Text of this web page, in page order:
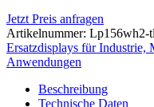
Jetzt Preis anfragen
Artikelnummer: Lp156wh2-
Ersatzdisplays für Industrie,
Anwendungen
Beschreibung
Technische Daten